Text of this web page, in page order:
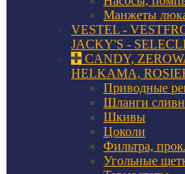
Манжеты
VESTEL -
JACKY'S -
CANDY,
HELKAMA,
Приводные
Шланги
Шкивы
Цоколи
Фильтра,
Угольные